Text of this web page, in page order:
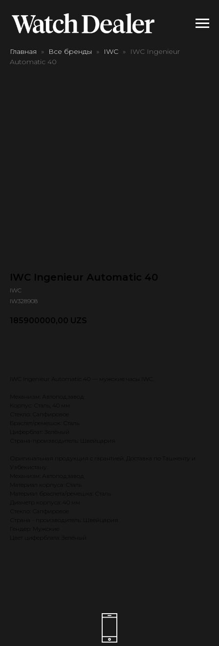
Главная Все бренды IWC
IWC Ingenieur
Automatic 40
IWC Ingenieur Automatic 40
IWC
IW328908
185900000,00 UZS
IWC Ingenieur Automatic 40 — мужские часы IWC.
Корпус: Сталь, 40 мм
Стекло: Сапфировое
Браслет/ремешок: Сталь
Циферблат: Зелёный
Оригинальная продукция с гарантией. Доставка по Ташкенту и
Узбекистану.
Материал корпуса: Сталь
Материал браслета/ремешка: Сталь
Диаметр корпуса: 40 мм
Стекло: Сапфировое
Гендер: Мужские
Цвет циферблата: Зелёный